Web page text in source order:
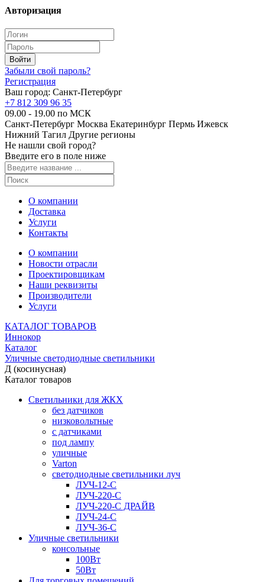
Авторизация
Забыли свой пароль?
Регистрация
Ваш город: Санкт-Петербург
+7 812 309 96 35
09.00 - 19.00 по МСК
Санкт-Петербург Москва Екатеринбург Пермь Ижевск
Нижний Тагил Другие регионы
Не нашли свой город?
Введите его в поле ниже
О компании
Доставка
Услуги
Контакты
О компании
Новости отрасли
Проектировщикам
Наши реквизиты
Производители
Услуги
КАТАЛОГ ТОВАРОВ
Иннокор
Каталог
Уличные светодиодные светильники
Д (косинусная)
Каталог товаров
Светильники для ЖКХ
без датчиков
низковольтные
с датчиками
под лампу
уличные
Varton
светодиодные светильники луч
ЛУЧ-12-С
ЛУЧ-220-С
ЛУЧ-220-С ДРАЙВ
ЛУЧ-24-С
ЛУЧ-36-С
Уличные светильники
консольные
100Вт
50Вт